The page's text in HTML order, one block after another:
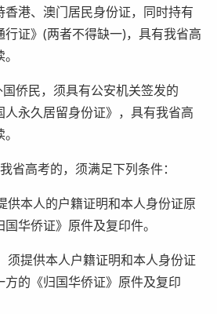
港、澳门居民身份证，同时持有
行证》(两者不得缺一)，具有我省高
侨民，须具有公安机关签发的
人永久居留身份证》，具有我省高
高考的，须满足下列条件：
本人的户籍证明和本人身份证原
华侨证》原件及复印件。
提供本人户籍证明和本人身份证
的《归国华侨证》原件及复印